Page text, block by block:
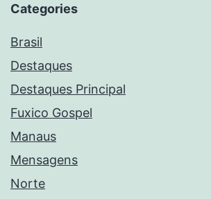
Categories
Brasil
Destaques
Destaques Principal
Fuxico Gospel
Manaus
Mensagens
Norte